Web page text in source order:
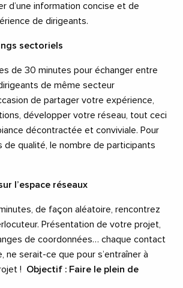
d’une information concise et de
de dirigeants.
sectoriels
de 30 minutes pour échanger entre
de même secteur
de partager votre expérience,
développer votre réseau, tout ceci
décontractée et conviviale. Pour
de qualité, le nombre de participants
l’espace réseaux
de façon aléatoire, rencontrez
Présentation de votre projet,
de coordonnées… chaque contact
ne serait-ce que pour s’entraîner à
! Objectif : Faire le plein de